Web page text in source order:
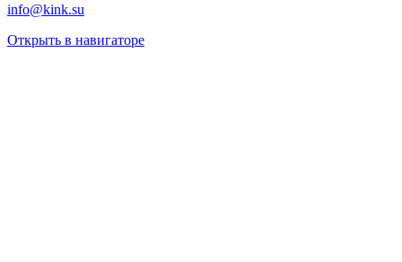
info@kink.su
Открыть в навигаторе